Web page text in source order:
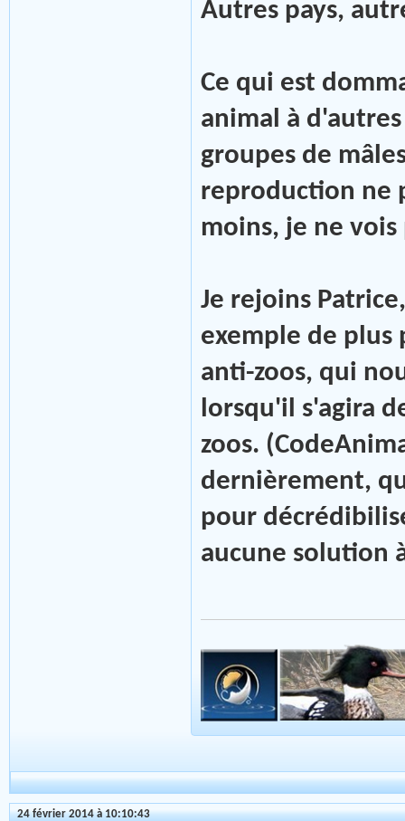
Autres pays,
Ce qui est
animal à
groupes de
reproduction ne
moins, je ne
Je rejoins
exemple de plus
anti-zoos, qui
lorsqu'il s'agira
zoos.
dernièrement,
pour
aucune solution
24 février 2014 à 10:10:43